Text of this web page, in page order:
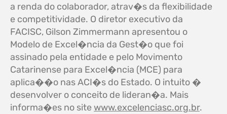
a renda do colaborador, atrav�s da flexibilidade
e competitividade. O diretor executivo da
FACISC, Gilson Zimmermann apresentou o
Modelo de Excel�ncia da Gest�o que foi
assinado pela entidade e pelo Movimento
Catarinense para Excel�ncia (MCE) para
aplica��o nas ACI�s do Estado. O intuito �
desenvolver o conceito de lideran�a. Mais
informa�es no sitewww.excelenciasc.org.br.